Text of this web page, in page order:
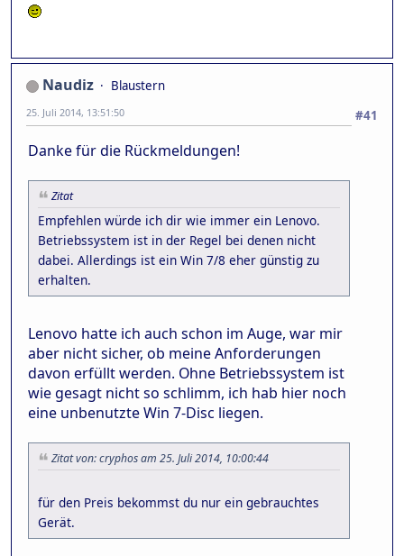
Naudiz
Blaustern
#41
25. Juli 2014, 13:51:50
Danke für die Rückmeldungen!
Zitat
Empfehlen würde ich dir wie immer ein Lenovo.
Betriebssystem ist in der Regel bei denen nicht
dabei. Allerdings ist ein Win 7/8 eher günstig zu
erhalten.
Lenovo hatte ich auch schon im Auge, war mir
aber nicht sicher, ob meine Anforderungen
davon erfüllt werden. Ohne Betriebssystem ist
wie gesagt nicht so schlimm, ich hab hier noch
eine unbenutzte Win 7-Disc liegen.
Zitat von: cryphos am 25. Juli 2014, 10:00:44
für den Preis bekommst du nur ein gebrauchtes
Gerät.